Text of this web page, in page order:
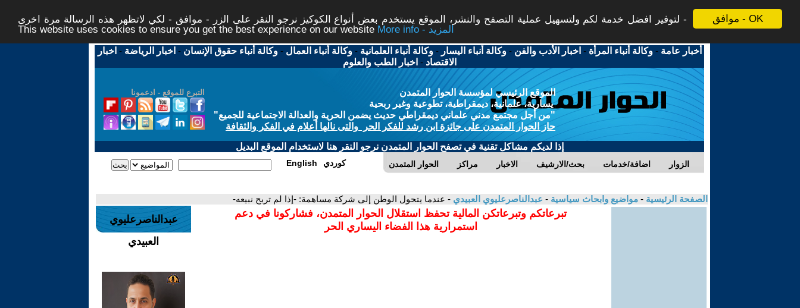
موافق - OK
لتوفير افضل خدمة لكم ولتسهيل عملية التصفح والنشر، الموقع يستخدم بعض أنواع الكوكيز نرجو النقر على الزر - موافق - لكي لاتظهر هذه الرسالة مرة اخرى -
This website uses cookies to ensure you get the best experience on our website
More info - المزيد
أخبار عامة -وكالة أنباء المرأة - اخبار الأدب والفن -وكالة أنباء اليسار -وكالة أنباء العلمانية -وكالة أنباء العمال -وكالة أنباء حقوق الإنسان - اخبار الرياضة - اخبار
الاقتصاد - اخبار الطب والعلوم
التبرع للموقع - ادعمونا
الموقع الرئيسي لمؤسسة الحوار المتمدن
يسارية، علمانية، ديمقراطية، تطوعية وغير ربحية
"من أجل مجتمع مدني علماني ديمقراطي حديث يضمن الحرية والعدالة الاجتماعية للجميع"
حاز الحوار المتمدن على جائزة ابن رشد للفكر الحر والتى نالها أعلام في الفكر والثقافة
إذا لديكم مشاكل تقنية في تصفح الحوار المتمدن نرجو النقر هنا لاستخدام الموقع البديل
الحوار المتمدن مراكز الاخبار بحث/الارشيف اضافة/خدمات الزوار English كوردي
الصفحة الرئيسية - مواضيع وابحاث سياسية - عبدالناصرعليوي العبيدي - عندما يتحول الوطن إلى شركة مساهمة: -إذا لم تربح نبيعه-
تبرعاتكم وتبرعاتكن المالية تحفظ استقلال الحوار المتمدن، فشاركونا في دعم
استمرارية هذا الفضاء اليساري الحر
عبدالناصرعليوي
العبيدي